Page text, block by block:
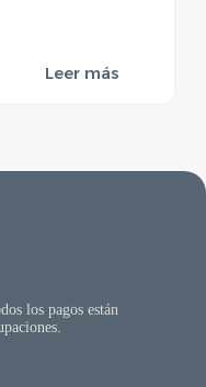
Leer más
los pagos están